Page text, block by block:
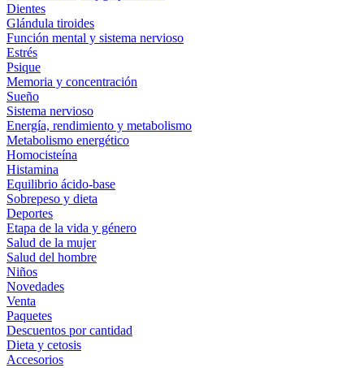
Dientes
Glándula tiroides
Función mental y sistema nervioso
Estrés
Psique
Memoria y concentración
Sueño
Sistema nervioso
Energía, rendimiento y metabolismo
Metabolismo energético
Homocisteína
Histamina
Equilibrio ácido-base
Sobrepeso y dieta
Deportes
Etapa de la vida y género
Salud de la mujer
Salud del hombre
Niños
Novedades
Venta
Paquetes
Descuentos por cantidad
Dieta y cetosis
Accesorios